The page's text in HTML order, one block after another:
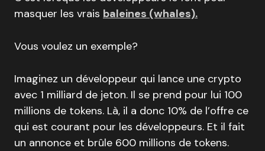
masquer les vrais baleines (whales).
Vous voulez un exemple?
Imaginez un développeur qui lance une crypto
avec 1 milliard de jeton. Il se prend pour lui 100
millions de tokens. Là, il a donc 10% de l’offre ce
qui est courant pour les développeurs. Et il fait
un annonce et brûle 600 millions de tokens.